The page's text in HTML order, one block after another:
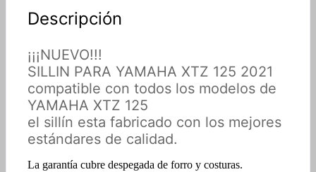
Descripción
¡¡¡NUEVO!!!
SILLIN PARA YAMAHA XTZ 125 2021
compatible con todos los modelos de
YAMAHA XTZ 125
el sillín esta fabricado con los mejores
estándares de calidad.
La garantía cubre despegada de forro y costuras.